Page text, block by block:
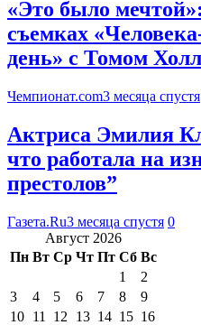
«Это было
съемках
день» с Томом
Чемпионат.com3 месяца спустя
Актриса Эмилия
что работала на
престолов”
Газета.Ru3 месяца спустя 0
Август 2026
Пн Вт Ср Чт Пт Сб Вс
1
2
3
4 5 6 7 8
9
10 11 12 13 14 15 16